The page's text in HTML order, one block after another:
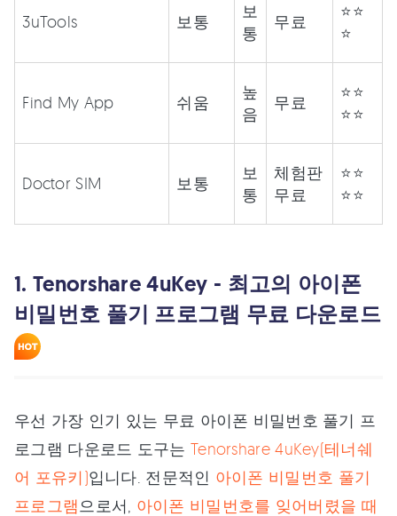
3uTools 보통
보
통
무료
⭐⭐
⭐
Find My App 쉬움
높
음
무료
⭐⭐
⭐⭐
Doctor SIM 보통
보
통
체험판
무료
⭐⭐
⭐⭐
1. Tenorshare 4uKey - 최고의 아이폰
비밀번호 풀기 프로그램 무료 다운로드
우선 가장 인기 있는 무료 아이폰 비밀번호 풀기 프
로그램 다운로드 도구는 Tenorshare 4uKey(테너쉐
어 포유키)입니다. 전문적인 아이폰 비밀번호 풀기
프로그램 으로서, 아이폰 비밀번호를 잊어버렸을 때